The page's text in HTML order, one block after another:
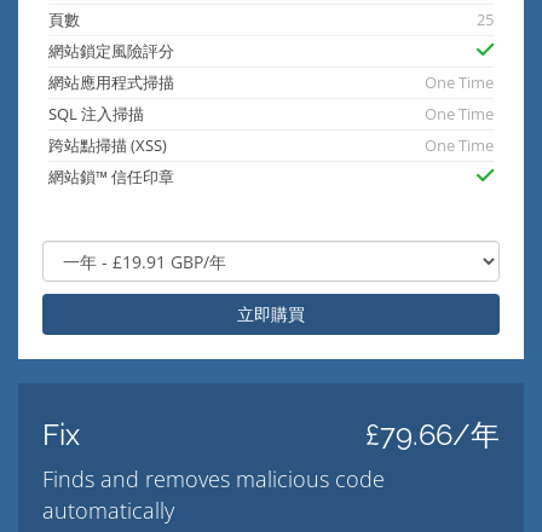
頁數
25
網站鎖定風險評分
網站應用程式掃描
One Time
SQL 注入掃描
One Time
跨站點掃描 (XSS)
One Time
網站鎖™ 信任印章
立即購買
Fix £79.66/年
Finds and removes malicious code
automatically